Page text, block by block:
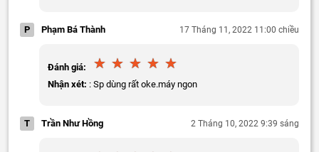
P Phạm Bá Thành 17 Tháng 11, 2022 11:00 chiều
Đánh giá:
Nhận xét: : Sp dùng rất oke.máy ngon
T Trần Như Hồng 2 Tháng 10, 2022 9:39 sáng